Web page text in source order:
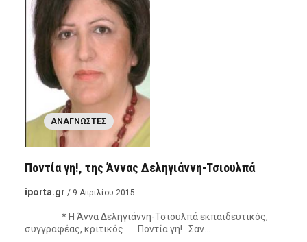
ΑΝΑΓΝΏΣΤΕΣ
Ποντία γη!, της Άννας Δεληγιάννη-Τσιουλπά
iporta.gr / 9 Απριλίου 2015
* Η Άννα Δεληγιάννη-Τσιουλπά εκπαιδευτικός,
συγγραφέας, κριτικός Ποντία γη! Σαν…